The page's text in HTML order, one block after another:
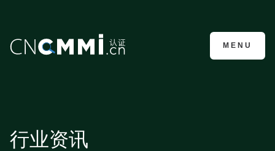
CMMI认证咨询
MENU
行业资讯